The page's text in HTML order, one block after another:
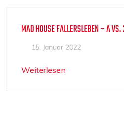
MAD HOUSE FALLERSLEBEN – A
15. Januar 2022
Weiterlesen